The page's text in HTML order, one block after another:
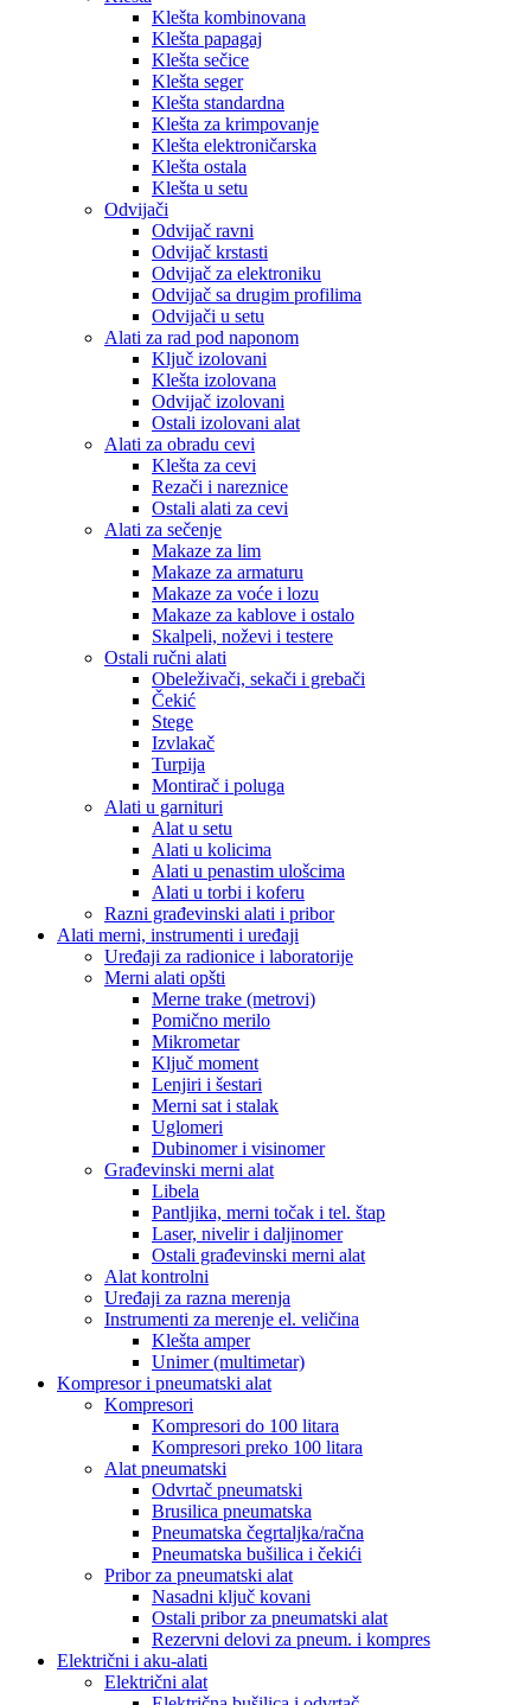
Klešta kombinovana
Klešta papagaj
Klešta sečice
Klešta seger
Klešta standardna
Klešta za krimpovanje
Klešta elektroničarska
Klešta ostala
Klešta u setu
Odvijači
Odvijač ravni
Odvijač krstasti
Odvijač za elektroniku
Odvijač sa drugim profilima
Odvijači u setu
Alati za rad pod naponom
Ključ izolovani
Klešta izolovana
Odvijač izolovani
Ostali izolovani alat
Alati za obradu cevi
Klešta za cevi
Rezači i nareznice
Ostali alati za cevi
Alati za sečenje
Makaze za lim
Makaze za armaturu
Makaze za voće i lozu
Makaze za kablove i ostalo
Skalpeli, noževi i testere
Ostali ručni alati
Obeleživači, sekači i grebači
Čekić
Stege
Izvlakač
Turpija
Montirač i poluga
Alati u garnituri
Alat u setu
Alati u kolicima
Alati u penastim ulošcima
Alati u torbi i koferu
Razni građevinski alati i pribor
Alati merni, instrumenti i uređaji
Uređaji za radionice i laboratorije
Merni alati opšti
Merne trake (metrovi)
Pomično merilo
Mikrometar
Ključ moment
Lenjiri i šestari
Merni sat i stalak
Uglomeri
Dubinomer i visinomer
Građevinski merni alat
Libela
Pantljika, merni točak i tel. štap
Laser, nivelir i daljinomer
Ostali građevinski merni alat
Alat kontrolni
Uređaji za razna merenja
Instrumenti za merenje el. veličina
Klešta amper
Unimer (multimetar)
Kompresor i pneumatski alat
Kompresori
Kompresori do 100 litara
Kompresori preko 100 litara
Alat pneumatski
Odvrtač pneumatski
Brusilica pneumatska
Pneumatska čegrtaljka/račna
Pneumatska bušilica i čekići
Pribor za pneumatski alat
Nasadni ključ kovani
Ostali pribor za pneumatski alat
Rezervni delovi za pneum. i kompres
Električni i aku-alati
Električni alat